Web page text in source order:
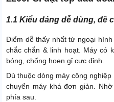
1.1 Kiểu dáng dễ dùng, đề
Điểm dễ thấy nhất từ ngoại
chắc chắn & linh hoạt. Máy có
bóng, chống hoen gỉ cực đỉnh.
Dù thuộc dòng máy công
chuyển máy khá đơn giản.
phía sau.